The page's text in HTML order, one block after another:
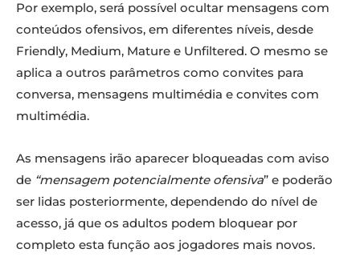
Por exemplo, será possível ocultar mensagens com
conteúdos ofensivos, em diferentes níveis, desde
Friendly, Medium, Mature e Unfiltered. O mesmo se
aplica a outros parâmetros como convites para
conversa, mensagens multimédia e convites com
multimédia.
As mensagens irão aparecer bloqueadas com aviso
de “mensagem potencialmente ofensiva” e poderão
ser lidas posteriormente, dependendo do nível de
acesso, já que os adultos podem bloquear por
completo esta função aos jogadores mais novos.